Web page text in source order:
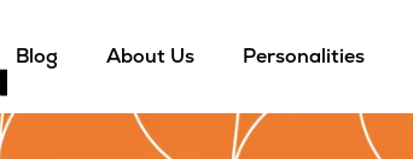
Blog About Us Personalities